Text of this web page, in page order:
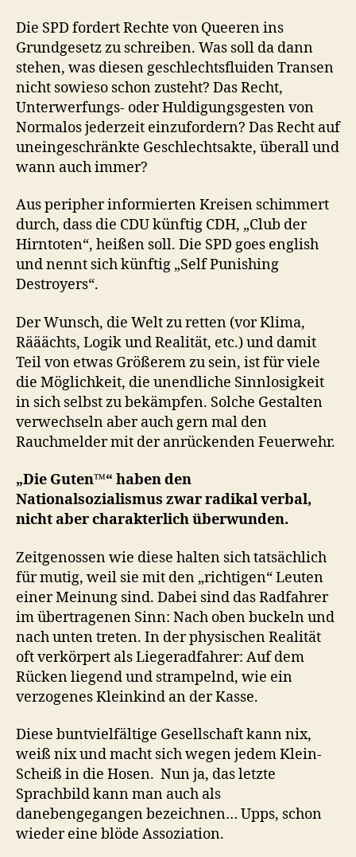
Die SPD fordert Rechte von Queeren ins
Grundgesetz zu schreiben. Was soll da dann
stehen, was diesen geschlechtsfluiden Transen
nicht sowieso schon zusteht? Das Recht,
Unterwerfungs- oder Huldigungsgesten von
Normalos jederzeit einzufordern? Das Recht auf
uneingeschränkte Geschlechtsakte, überall und
wann auch immer?
Aus peripher informierten Kreisen schimmert
durch, dass die CDU künftig CDH, „Club der
Hirntoten“, heißen soll. Die SPD goes english
und nennt sich künftig „Self Punishing
Destroyers“.
Der Wunsch, die Welt zu retten (vor Klima,
Rääächts, Logik und Realität, etc.) und damit
Teil von etwas Größerem zu sein, ist für viele
die Möglichkeit, die unendliche Sinnlosigkeit
in sich selbst zu bekämpfen. Solche Gestalten
verwechseln aber auch gern mal den
Rauchmelder mit der anrückenden Feuerwehr.
„Die Guten™“ haben den
Nationalsozialismus zwar radikal verbal,
nicht aber charakterlich überwunden.
Zeitgenossen wie diese halten sich tatsächlich
für mutig, weil sie mit den „richtigen“ Leuten
einer Meinung sind. Dabei sind das Radfahrer
im übertragenen Sinn: Nach oben buckeln und
nach unten treten. In der physischen Realität
oft verkörpert als Liegeradfahrer: Auf dem
Rücken liegend und strampelnd, wie ein
verzogenes Kleinkind an der Kasse.
Diese buntvielfältige Gesellschaft kann nix,
weiß nix und macht sich wegen jedem Klein-
Scheiß in die Hosen. Nun ja, das letzte
Sprachbild kann man auch als
danebengegangen bezeichnen… Upps, schon
wieder eine blöde Assoziation.